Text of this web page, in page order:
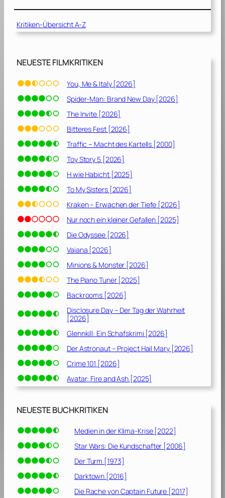
e
r
e
2
2
6
]
Kritiken-Übersicht A-Z
NEUESTE FILMKRITIKEN
You, Me & Italy [2026]
Spider-Man: Brand New Day [2026]
The Invite [2026]
Bitteres Fest [2026]
Traffic – Macht des Kartells [2000]
Toy Story 5 [2026]
H wie Habicht [2025]
To My Sisters [2026]
Kraken – Erwachen der Tiefe [2026]
Nur noch ein kleiner Gefallen [2025]
Die Odyssee [2026]
Vaiana [2026]
Minions & Monster [2026]
The Piano Tuner [2025]
Backrooms [2026]
Disclosure Day – Der Tag der Wahrheit
[2026]
Glennkill: Ein Schafskrimi [2026]
Der Astronaut – Project Hail Mary [2026]
Crime 101 [2026]
Avatar: Fire and Ash [2025]
NEUESTE BUCHKRITIKEN
Medien in der Klima-Krise [2022]
Star Wars: Die Kundschafter [2006]
Der Turm [1973]
Darktown [2016]
Die Rache von Captain Future [2017]